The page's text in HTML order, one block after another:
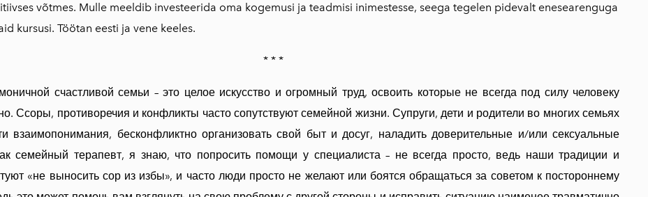
võtmes. Mulle meeldib investeerida oma kogemusi ja teadmisi inimestesse, seega tegelen pidevalt enesearenguga
kursusi. Töötan eesti ja vene keeles.
* * *
счастливой семьи – это целое искусство и огромный труд, освоить которые не всегда под силу человеку
Ссоры, противоречия и конфликты часто сопутствуют семейной жизни. Супруги, дети и родители во многих семьях
взаимопонимания, бесконфликтно организовать свой быт и досуг, наладить доверительные и/или сексуальные
семейный терапевт, я знаю, что попросить помощи у специалиста – не всегда просто, ведь наши традиции и
«не выносить сор из избы», и часто люди просто не желают или боятся обращаться за советом к постороннему